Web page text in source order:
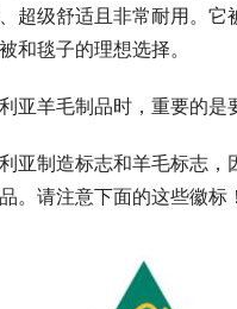
超级舒适且非常耐用。
和毯子的理想选择。
亚羊毛制品时，重要的是
亚制造标志和羊毛标志
。请注意下面的这些徽标！